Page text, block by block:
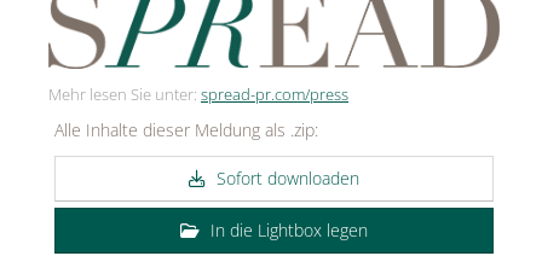
Mehr lesen Sie unter: spread-pr.com/press
Alle Inhalte dieser Meldung als .zip:
Sofort downloaden
In die Lightbox legen